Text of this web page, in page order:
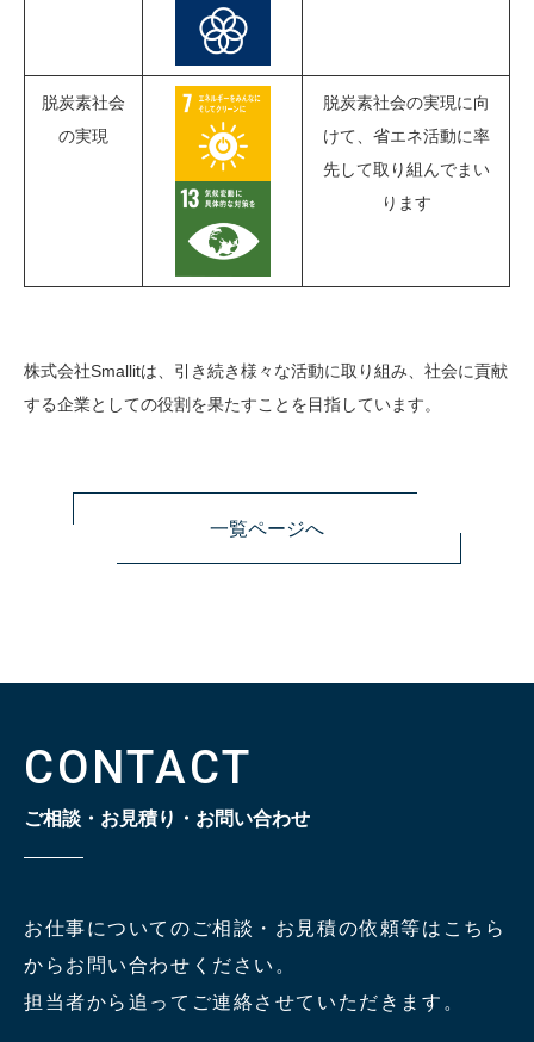
脱炭素社会
の実現
脱炭素社会の実現に向
けて、省エネ活動に率
先して取り組んでまい
ります
株式会社Smallitは、引き続き様々な活動に取り組み、社会に貢献
する企業としての役割を果たすことを目指しています。
一覧ページへ
CONTACT
ご相談・お見積り・お問い合わせ
お仕事についてのご相談・お見積の依頼等はこちら
からお問い合わせください。
担当者から追ってご連絡させていただきます。